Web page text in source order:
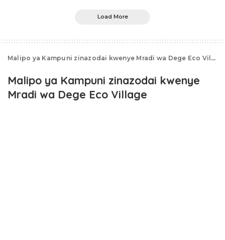
Load More
Malipo ya Kampuni zinazodai kwenye Mradi wa Dege Eco Village yalivyopigwa juu kwa juu
Malipo ya Kampuni zinazodai kwenye
Mradi wa Dege Eco Village